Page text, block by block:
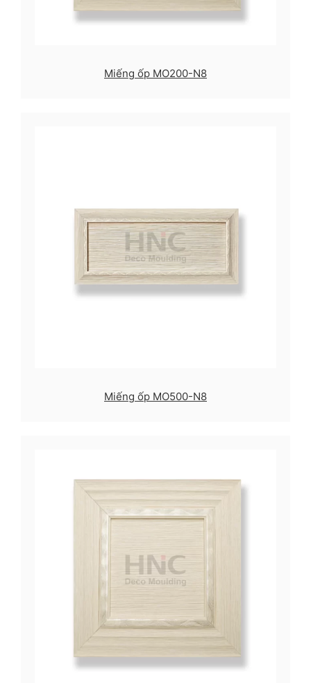
Miếng ốp MO200-N8
Miếng ốp MO500-N8